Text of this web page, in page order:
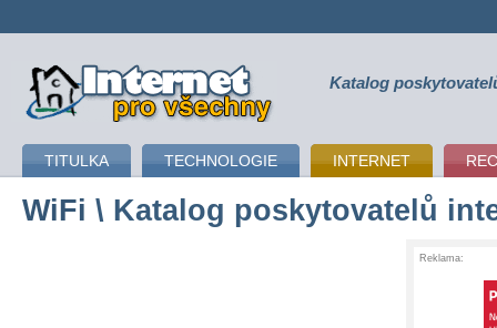
připojení k internetu Katalog
TITULKA TECHNOLOGIE INTERNET
WiFi \ Katalog poskytovatelů
Reklama: